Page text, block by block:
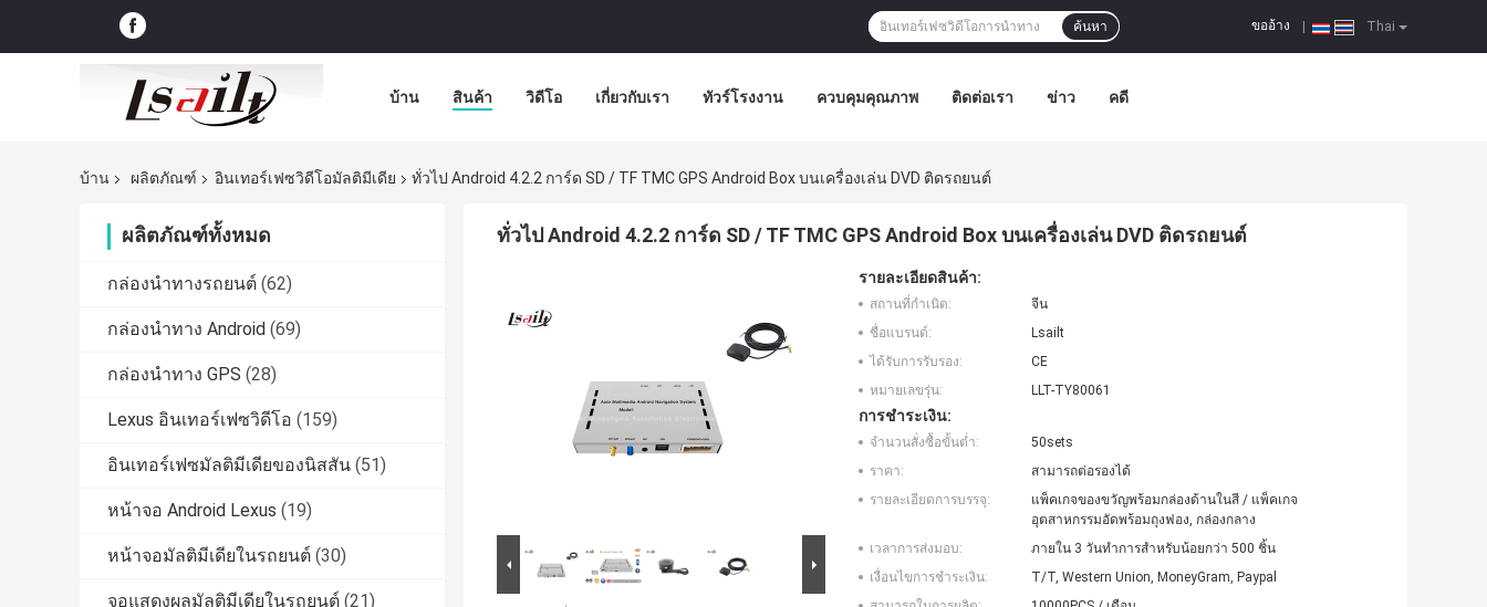
Thai
ขออ้าง
ค้นหา
บ้าน สินค้า วิดีโอ เกี่ยวกับเรา ทัวร์โรงงาน ควบคุมคุณภาพ ติดต่อเรา ข่าว คดี
บ้าน ผลิตภัณฑ์ อินเทอร์เฟซวิดีโอมัลติมีเดีย ทั่วไป Android 4.2.2 การ์ด SD / TF TMC GPS Android Box บนเครื่องเล่น DVD ติดรถยนต์
ผลิตภัณฑ์ทั้งหมด
กล่องนำทางรถยนต์ (62)
กล่องนำทาง Android (69)
กล่องนำทาง GPS (28)
Lexus อินเทอร์เฟซวิดีโอ (159)
อินเทอร์เฟซมัลติมีเดียของนิสสัน (51)
หน้าจอ Android Lexus (19)
หน้าจอมัลติมีเดียในรถยนต์ (30)
จอแสดงผลมัลติมีเดียในรถยนต์ (21)
ทั่วไป Android 4.2.2 การ์ด SD / TF TMC GPS Android Box บนเครื่องเล่น DVD ติดรถยนต์
รายละเอียดสินค้า:
สถานที่กำเนิด:
จีน
ชื่อแบรนด์:
Lsailt
ได้รับการรับรอง:
CE
หมายเลขรุ่น:
LLT-TY80061
การชำระเงิน:
จำนวนสั่งซื้อขั้นต่ำ:
50sets
ราคา:
สามารถต่อรองได้
รายละเอียดการบรรจุ:
แพ็คเกจของขวัญพร้อมกล่องด้านในสี / แพ็คเกจ
อุตสาหกรรมอัดพร้อมถุงฟอง, กล่องกลาง
เวลาการส่งมอบ:
ภายใน 3 วันทำการสำหรับน้อยกว่า 500 ชิ้น
เงื่อนไขการชำระเงิน:
T/T, Western Union, MoneyGram, Paypal